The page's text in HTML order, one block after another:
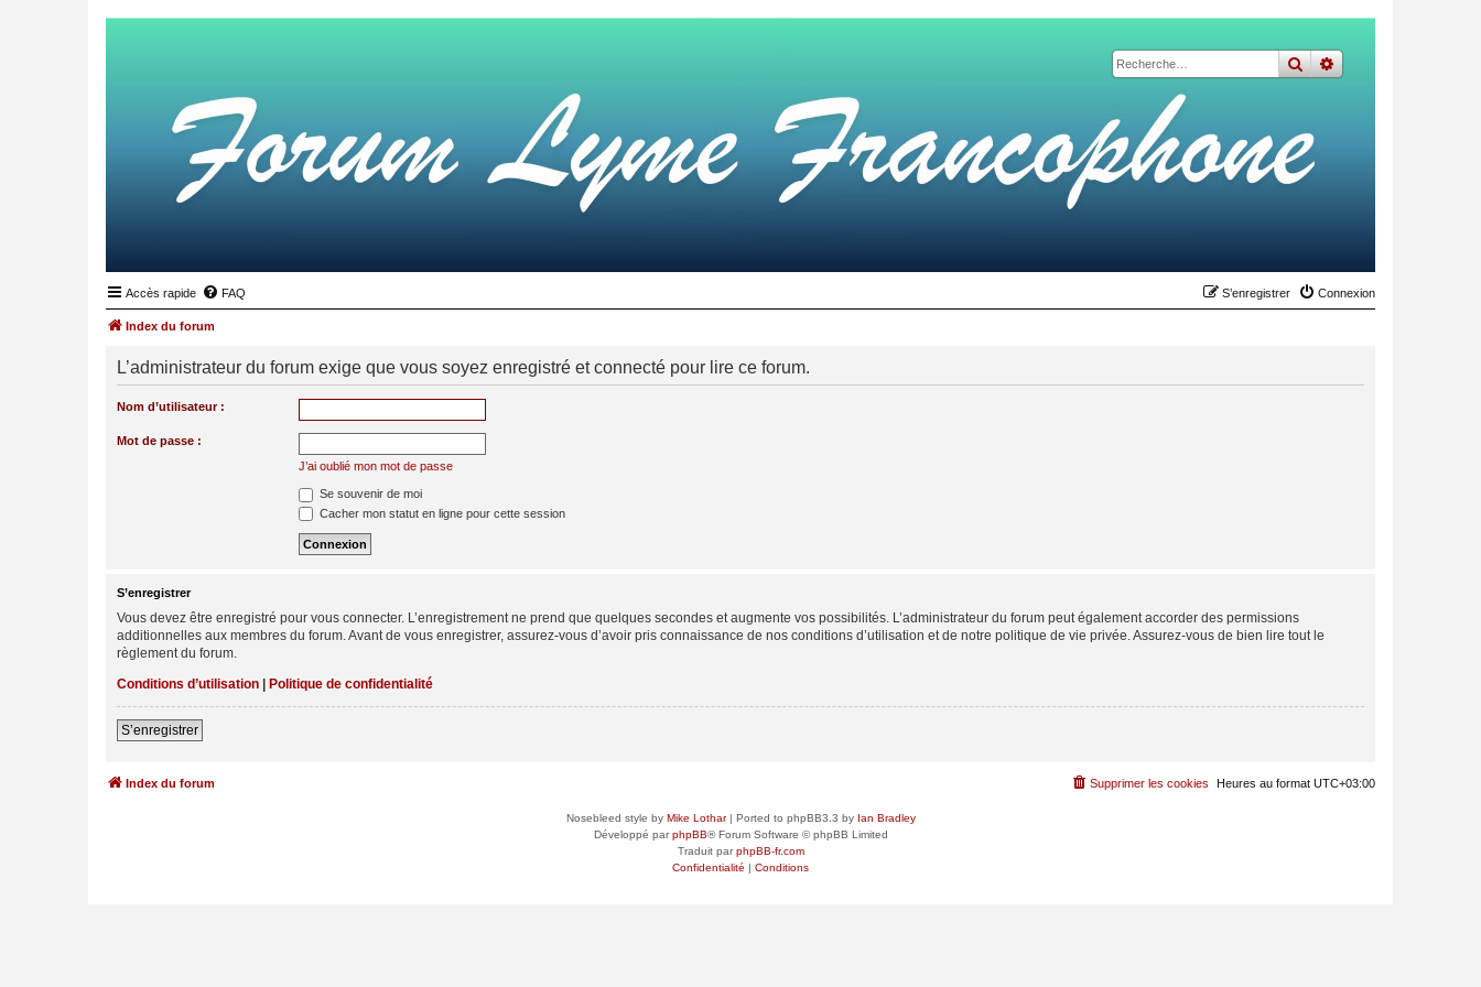
rechercher
recherche
Accès rapide FAQ Connexion
S’enregistrer
Index du forum
L’administrateur du forum exige que vous soyez enregistré et connecté pour lire ce forum.
Nom d’utilisateur :
Mot de passe :
J’ai oublié mon mot de passe
Se souvenir de moi
Cacher mon statut en ligne pour cette session
S’enregistrer
Vous devez être enregistré pour vous connecter. L’enregistrement ne prend que quelques secondes et augmente vos possibilités. L’administrateur du forum peut également accorder des permissions
additionnelles aux membres du forum. Avant de vous enregistrer, assurez-vous d’avoir pris connaissance de nos conditions d’utilisation et de notre politique de vie privée. Assurez-vous de bien lire tout le
règlement du forum.
Conditions d’utilisation | Politique de confidentialité
S’enregistrer
Index du forum Heures au format UTC+03:00
Supprimer les cookies
Nosebleed style by Mike Lothar| Ported to phpBB3.3 by Ian Bradley
Développé parphpBB® Forum Software © phpBB Limited
Traduit parphpBB-fr.com
Confidentialité | Conditions